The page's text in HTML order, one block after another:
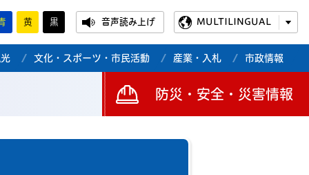
黄 黒 音声読み上げ MULTILINGUAL
文化・スポーツ・市民活動 産業・入札 市政情報
防災・安全・災害情報